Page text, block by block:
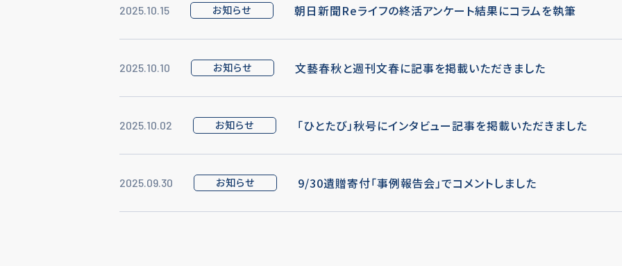
2025.10.15 お知らせ 朝日新聞Reライフの終活アンケート結果にコラムを執筆
2025.10.10 お知らせ 文藝春秋と週刊文春に記事を掲載いただきました
2025.10.02 お知らせ 「ひとたび」秋号にインタビュー記事を掲載いただきました
2025.09.30 お知らせ 9/30遺贈寄付「事例報告会」でコメントしました